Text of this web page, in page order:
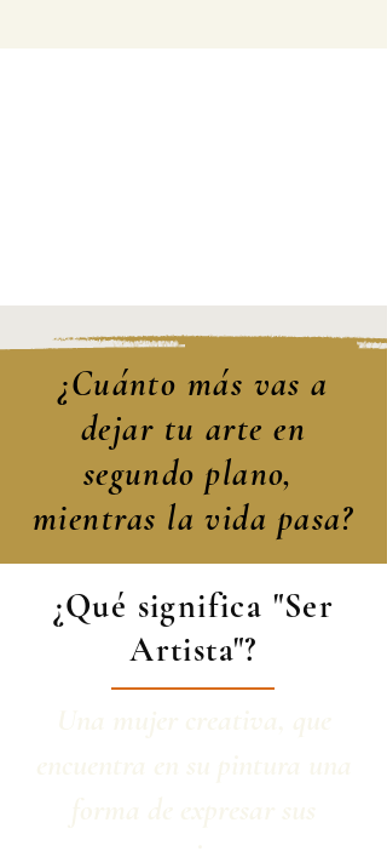
¿Cuánto más vas a
dejar tu arte en
segundo plano,
mientras la vida pasa?
¿Qué significa "Ser
Artista"?